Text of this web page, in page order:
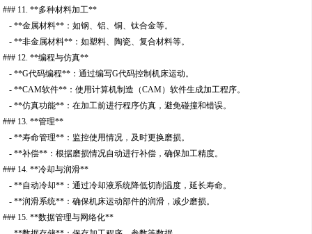
### 11. **多种材料加工**
- **金属材料**：如钢、铝、铜、钛合金等。
- **非金属材料**：如塑料、陶瓷、复合材料等。
### 12. **编程与仿真**
- **G代码编程**：通过编写G代码控制机床运动。
- **CAM软件**：使用计算机制造（CAM）软件生成加工程序。
- **仿真功能**：在加工前进行程序仿真，避免碰撞和错误。
### 13. **管理**
- **寿命管理**：监控使用情况，及时更换磨损。
- **补偿**：根据磨损情况自动进行补偿，确保加工精度。
### 14. **冷却与润滑**
- **自动冷却**：通过冷却液系统降低切削温度，延长寿命。
- **润滑系统**：确保机床运动部件的润滑，减少磨损。
### 15. **数据管理与网络化**